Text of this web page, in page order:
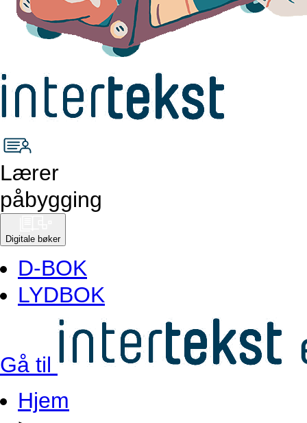
Lærer
påbygging
Digitale bøker
D-BOK
LYDBOK
Gå til
Hjem